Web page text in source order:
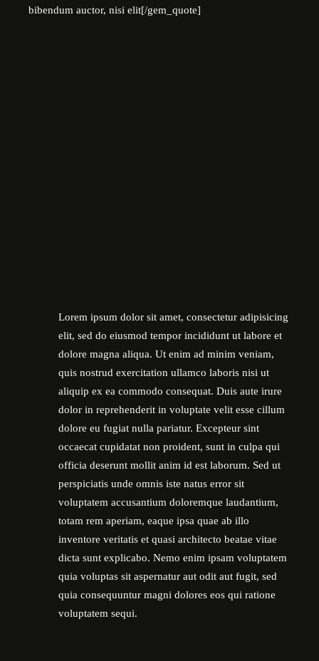
bibendum auctor, nisi elit[/gem_quote]
Lorem ipsum dolor sit amet, consectetur adipisicing
elit, sed do eiusmod tempor incididunt ut labore et
dolore magna aliqua. Ut enim ad minim veniam,
quis nostrud exercitation ullamco laboris nisi ut
aliquip ex ea commodo consequat. Duis aute irure
dolor in reprehenderit in voluptate velit esse cillum
dolore eu fugiat nulla pariatur. Excepteur sint
occaecat cupidatat non proident, sunt in culpa qui
officia deserunt mollit anim id est laborum. Sed ut
perspiciatis unde omnis iste natus error sit
voluptatem accusantium doloremque laudantium,
totam rem aperiam, eaque ipsa quae ab illo
inventore veritatis et quasi architecto beatae vitae
dicta sunt explicabo. Nemo enim ipsam voluptatem
quia voluptas sit aspernatur aut odit aut fugit, sed
quia consequuntur magni dolores eos qui ratione
voluptatem sequi.